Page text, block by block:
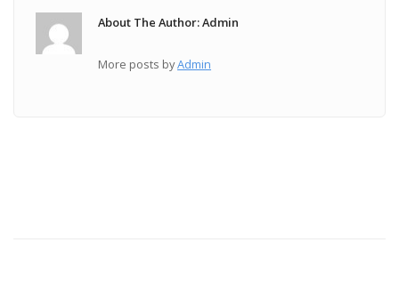
About The Author: Admin
More posts byAdmin